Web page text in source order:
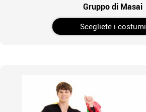
Gruppo di Masai
Scegliete i costumi